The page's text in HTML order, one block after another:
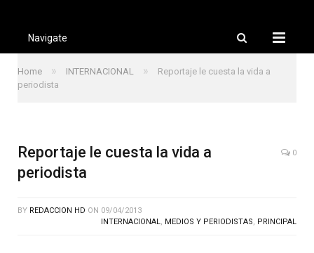
Navigate
Home » INTERNACIONAL »
Reportaje le cuesta la vida a
periodista
Reportaje le cuesta la vida a
periodista
0
BY REDACCION HD ON 09/04/2013
INTERNACIONAL, MEDIOS Y PERIODISTAS, PRINCIPAL